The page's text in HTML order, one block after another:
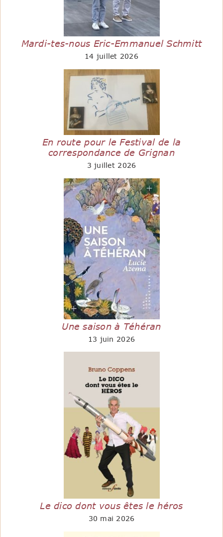
Mardi-tes-nous Eric-Emmanuel Schmitt
14 juillet 2026
En route pour le Festival de la
correspondance de Grignan
3 juillet 2026
Une saison à Téhéran
13 juin 2026
Le dico dont vous êtes le héros
30 mai 2026